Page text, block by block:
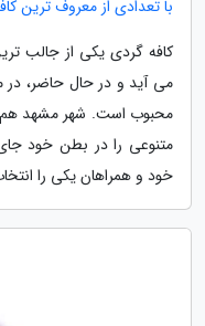
با تعدادی از معروف ترین
کافه گردی یکی از جالب
می آید و در حال حاضر، در
محبوب است. شهر مشهد هم
متنوعی را در بطن خود
خود و همراهان یکی را